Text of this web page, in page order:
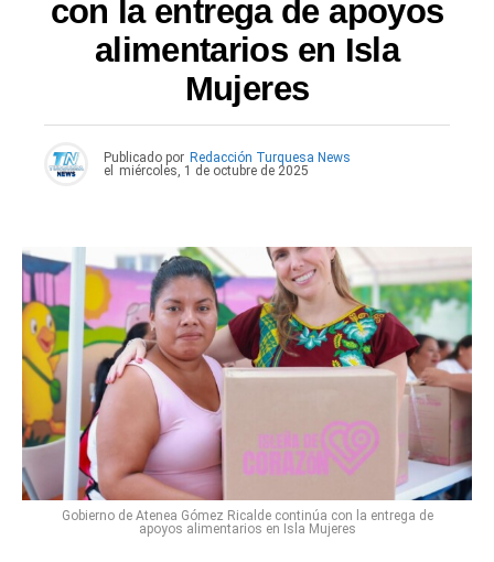
con la entrega de apoyos
alimentarios en Isla
Mujeres
Publicado por Redacción Turquesa News
el
miércoles, 1 de octubre de 2025
Gobierno de Atenea Gómez Ricalde continúa con la entrega de
apoyos alimentarios en Isla Mujeres